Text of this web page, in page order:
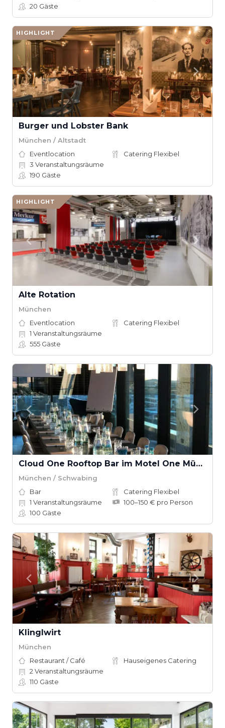
20 Gäste
HIGHLIGHT
Burger und Lobster Bank
München / Altstadt
Eventlocation
Catering Flexibel
3 Veranstaltungsräume
190 Gäste
HIGHLIGHT
Alte Rotation
München
Eventlocation
Catering Flexibel
1 Veranstaltungsräume
555 Gäste
Cloud One Rooftop Bar im Motel One München-Parkstadt Schwabing
München / Schwabing
Bar
Catering Flexibel
1 Veranstaltungsräume
100–150 € pro Person
100 Gäste
Klinglwirt
München
Restaurant / Café
Hauseigenes Catering
2 Veranstaltungsräume
110 Gäste